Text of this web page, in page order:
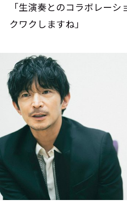
「生演奏とのコラボレー
クワクしますね」